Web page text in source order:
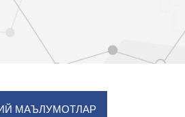
МАЪЛУМОТЛАР